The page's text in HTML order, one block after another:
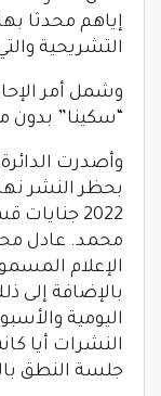
إياهم محدثا
التشريحية
وشمل أمر
“سكينا” بدون
وأصدرت
2022
محمد. عادل
الإعلام
بالإضافة إلى
اليومية
النشرات أيا
جلسة النطق